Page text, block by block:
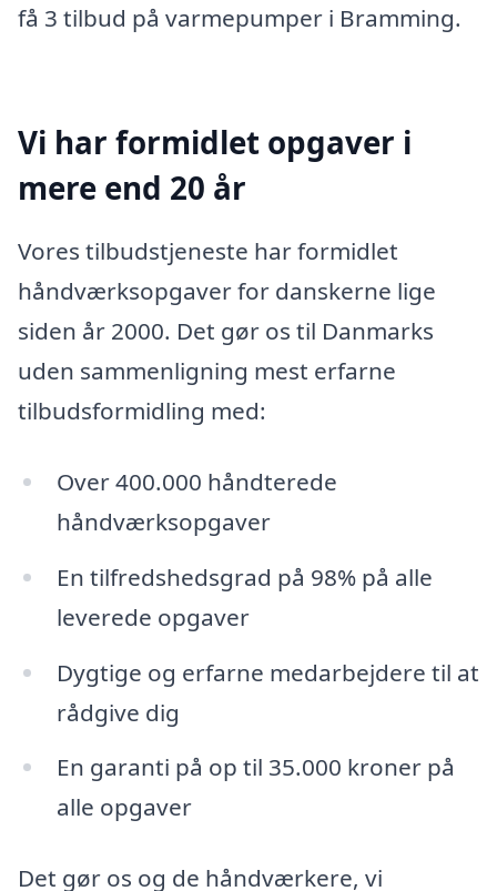
få 3 tilbud på varmepumper i Bramming.
Vi har formidlet opgaver i
mere end 20 år
Vores tilbudstjeneste har formidlet
håndværksopgaver for danskerne lige
siden år 2000. Det gør os til Danmarks
uden sammenligning mest erfarne
tilbudsformidling med:
Over 400.000 håndterede
håndværksopgaver
En tilfredshedsgrad på 98% på alle
leverede opgaver
Dygtige og erfarne medarbejdere til at
rådgive dig
En garanti på op til 35.000 kroner på
alle opgaver
Det gør os og de håndværkere, vi